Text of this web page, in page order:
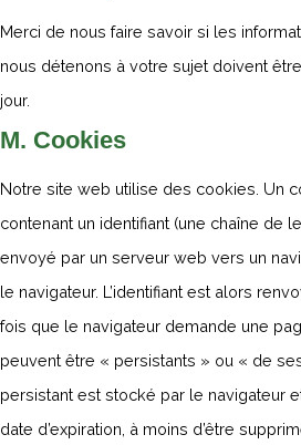
Merci de nous faire savoir si les
nous détenons à votre sujet doivent
jour.
M. Cookies
Notre site web utilise des cookies. Un
contenant un identifiant (une chaîne de
envoyé par un serveur web vers un
le navigateur. L’identifiant est alors
fois que le navigateur demande une
peuvent être « persistants » ou « de
persistant est stocké par le navigateur
date d’expiration, à moins d’être